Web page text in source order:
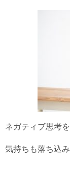
ネガティブ思考を
気持ちも落ち込み